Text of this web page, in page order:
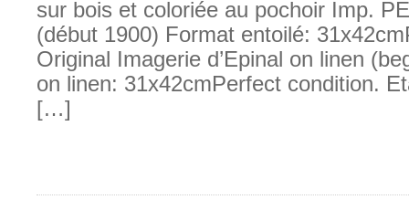
sur bois et coloriée au pochoir Imp.
(début 1900) Format entoilé:
Original Imagerie d’Epinal on linen
on linen: 31x42cmPerfect condition.
[…]